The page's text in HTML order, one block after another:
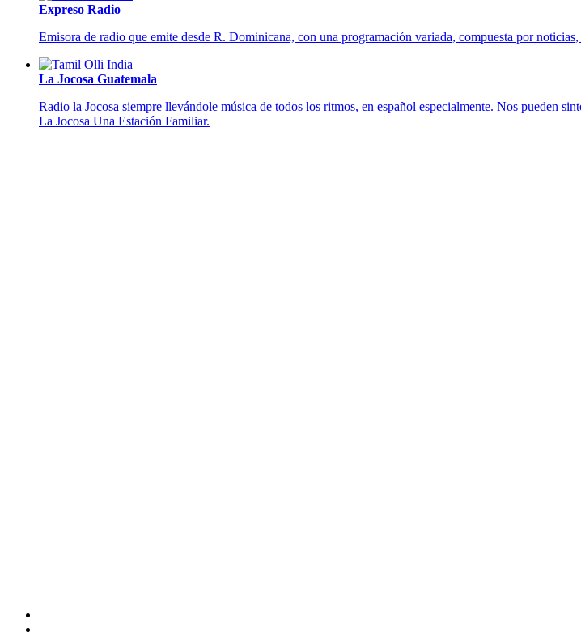
Expreso Radio
Emisora de radio que emite desde R. Dominicana, con una programación variada, compuesta por
La Jocosa Guatemala
Radio la Jocosa siempre llevándole música de todos los ritmos, en español especialmente. Nos pueden
La Jocosa Una Estación Familiar.